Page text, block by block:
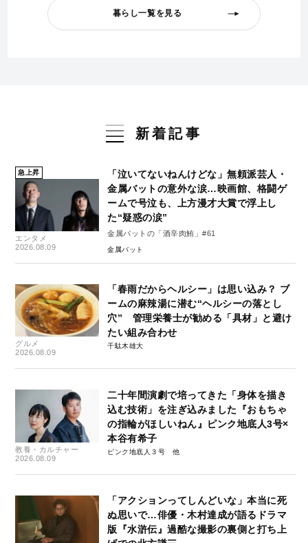
暮らし一覧を見る
新着記事
急上昇
エンタメ
2026.08.09
「泣いてないねんけどな」無頼派芸人・
金属バットの意外な涙…映画館、格闘ゲ
ームで号泣も、上方漫才大賞で浮上し
た“疑惑の涙”
金属バットの「酒辛肉鮪」#61
金属バット
グルメ
2026.08.09
「春雨だからヘルシー」は思い込み？ ブ
ームの麻辣湯に潜む“ヘルシーの落とし
穴” 管理栄養士が勧める「具材」と避け
たい組み合わせ
千駄木雄大
教養・カルチャー
2026.08.09
二十年間演劇で培ってきた「身体を描き
込む技術」を注ぎ込みました『おもちゃ
の指輪がほしいねん』ピンク地底人3号×
本谷有希子
ピンク地底人３号
「アクションってしんどいな」本当に死
ぬ思いで…俳優・木村達成が語るドラマ
版『水滸伝』過酷な撮影の裏側と打ち上